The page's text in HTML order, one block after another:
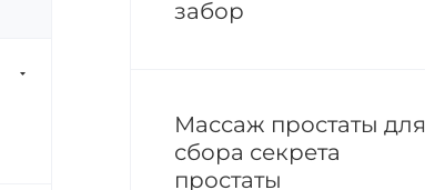
забор
Массаж простаты для
сбора секрета
простаты